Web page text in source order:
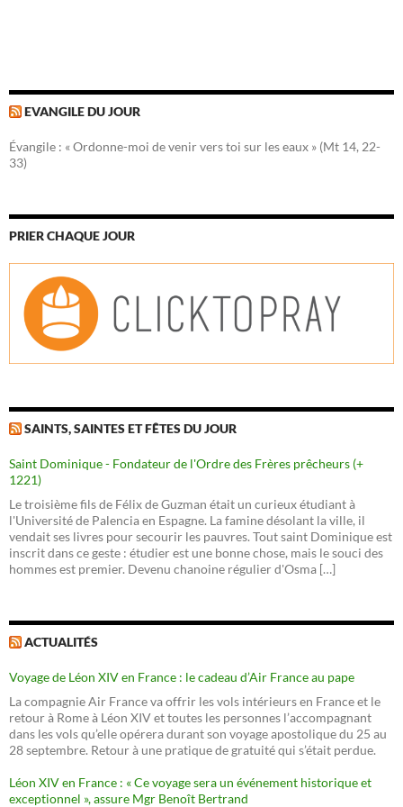
EVANGILE DU JOUR
Évangile : « Ordonne-moi de venir vers toi sur les eaux » (Mt 14, 22-
33)
PRIER CHAQUE JOUR
SAINTS, SAINTES ET FÊTES DU JOUR
Saint Dominique - Fondateur de l'Ordre des Frères prêcheurs (+
1221)
Le troisième fils de Félix de Guzman était un curieux étudiant à
l'Université de Palencia en Espagne. La famine désolant la ville, il
vendait ses livres pour secourir les pauvres. Tout saint Dominique est
inscrit dans ce geste : étudier est une bonne chose, mais le souci des
hommes est premier. Devenu chanoine régulier d'Osma […]
ACTUALITÉS
Voyage de Léon XIV en France : le cadeau d’Air France au pape
La compagnie Air France va offrir les vols intérieurs en France et le
retour à Rome à Léon XIV et toutes les personnes l’accompagnant
dans les vols qu’elle opérera durant son voyage apostolique du 25 au
28 septembre. Retour à une pratique de gratuité qui s’était perdue.
Léon XIV en France : « Ce voyage sera un événement historique et
exceptionnel », assure Mgr Benoît Bertrand